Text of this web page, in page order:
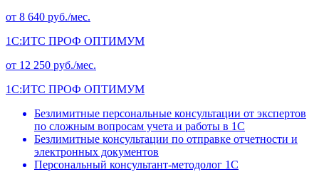
от 8 640 руб./мес.
1С:ИТС ПРОФ ОПТИМУМ
от 12 250 руб./мес.
1С:ИТС ПРОФ ОПТИМУМ
Безлимитные персональные консультации от экспертов
по сложным вопросам учета и работы в 1С
Безлимитные консультации по отправке отчетности и
электронных документов
Персональный консультант-методолог 1С